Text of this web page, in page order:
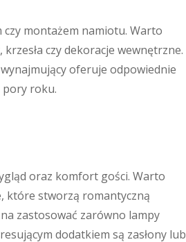
montażem namiotu. Warto
czy dekoracje wewnętrzne.
oferuje odpowiednie
pory roku.
oraz komfort gości. Warto
które stworzą romantyczną
zastosować zarówno lampy
dodatkiem są zasłony lub